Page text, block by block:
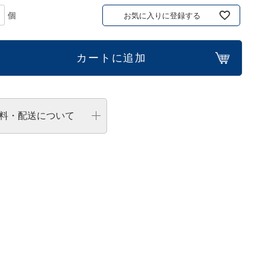
お気に入りに登録する
カートに追加
・配送について